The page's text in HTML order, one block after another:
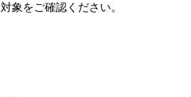
象をご確認ください。